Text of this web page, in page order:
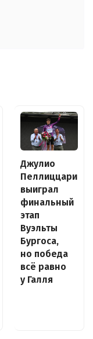
Джулио
Пеллиццари
выиграл
финальный
этап
Вуэльты
Бургоса,
но победа
всё равно
у Галля